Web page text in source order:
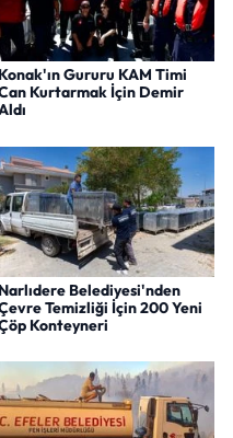
Konak'ın Gururu KAM Timi
Kurtarmak İçin Demir
Narlıdere Belediyesi'nden
Temizliği İçin 200 Yeni
Konteyneri